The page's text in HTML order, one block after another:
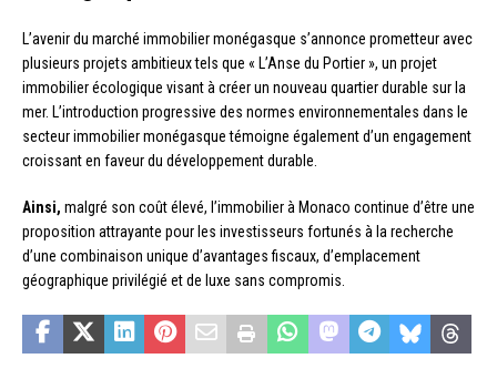
L’avenir du marché immobilier monégasque s’annonce prometteur avec
plusieurs projets ambitieux tels que « L’Anse du Portier », un projet
immobilier écologique visant à créer un nouveau quartier durable sur la
mer. L’introduction progressive des normes environnementales dans le
secteur immobilier monégasque témoigne également d’un engagement
croissant en faveur du développement durable.
Ainsi, malgré son coût élevé, l’immobilier à Monaco continue d’être une
proposition attrayante pour les investisseurs fortunés à la recherche
d’une combinaison unique d’avantages fiscaux, d’emplacement
géographique privilégié et de luxe sans compromis.